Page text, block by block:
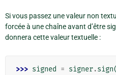
Si vous passez une valeur non
forcée à une chaîne avant d’être
donnera cette valeur textuelle :
>>> signed = signer.sign(